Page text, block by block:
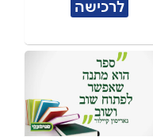
לרכישה